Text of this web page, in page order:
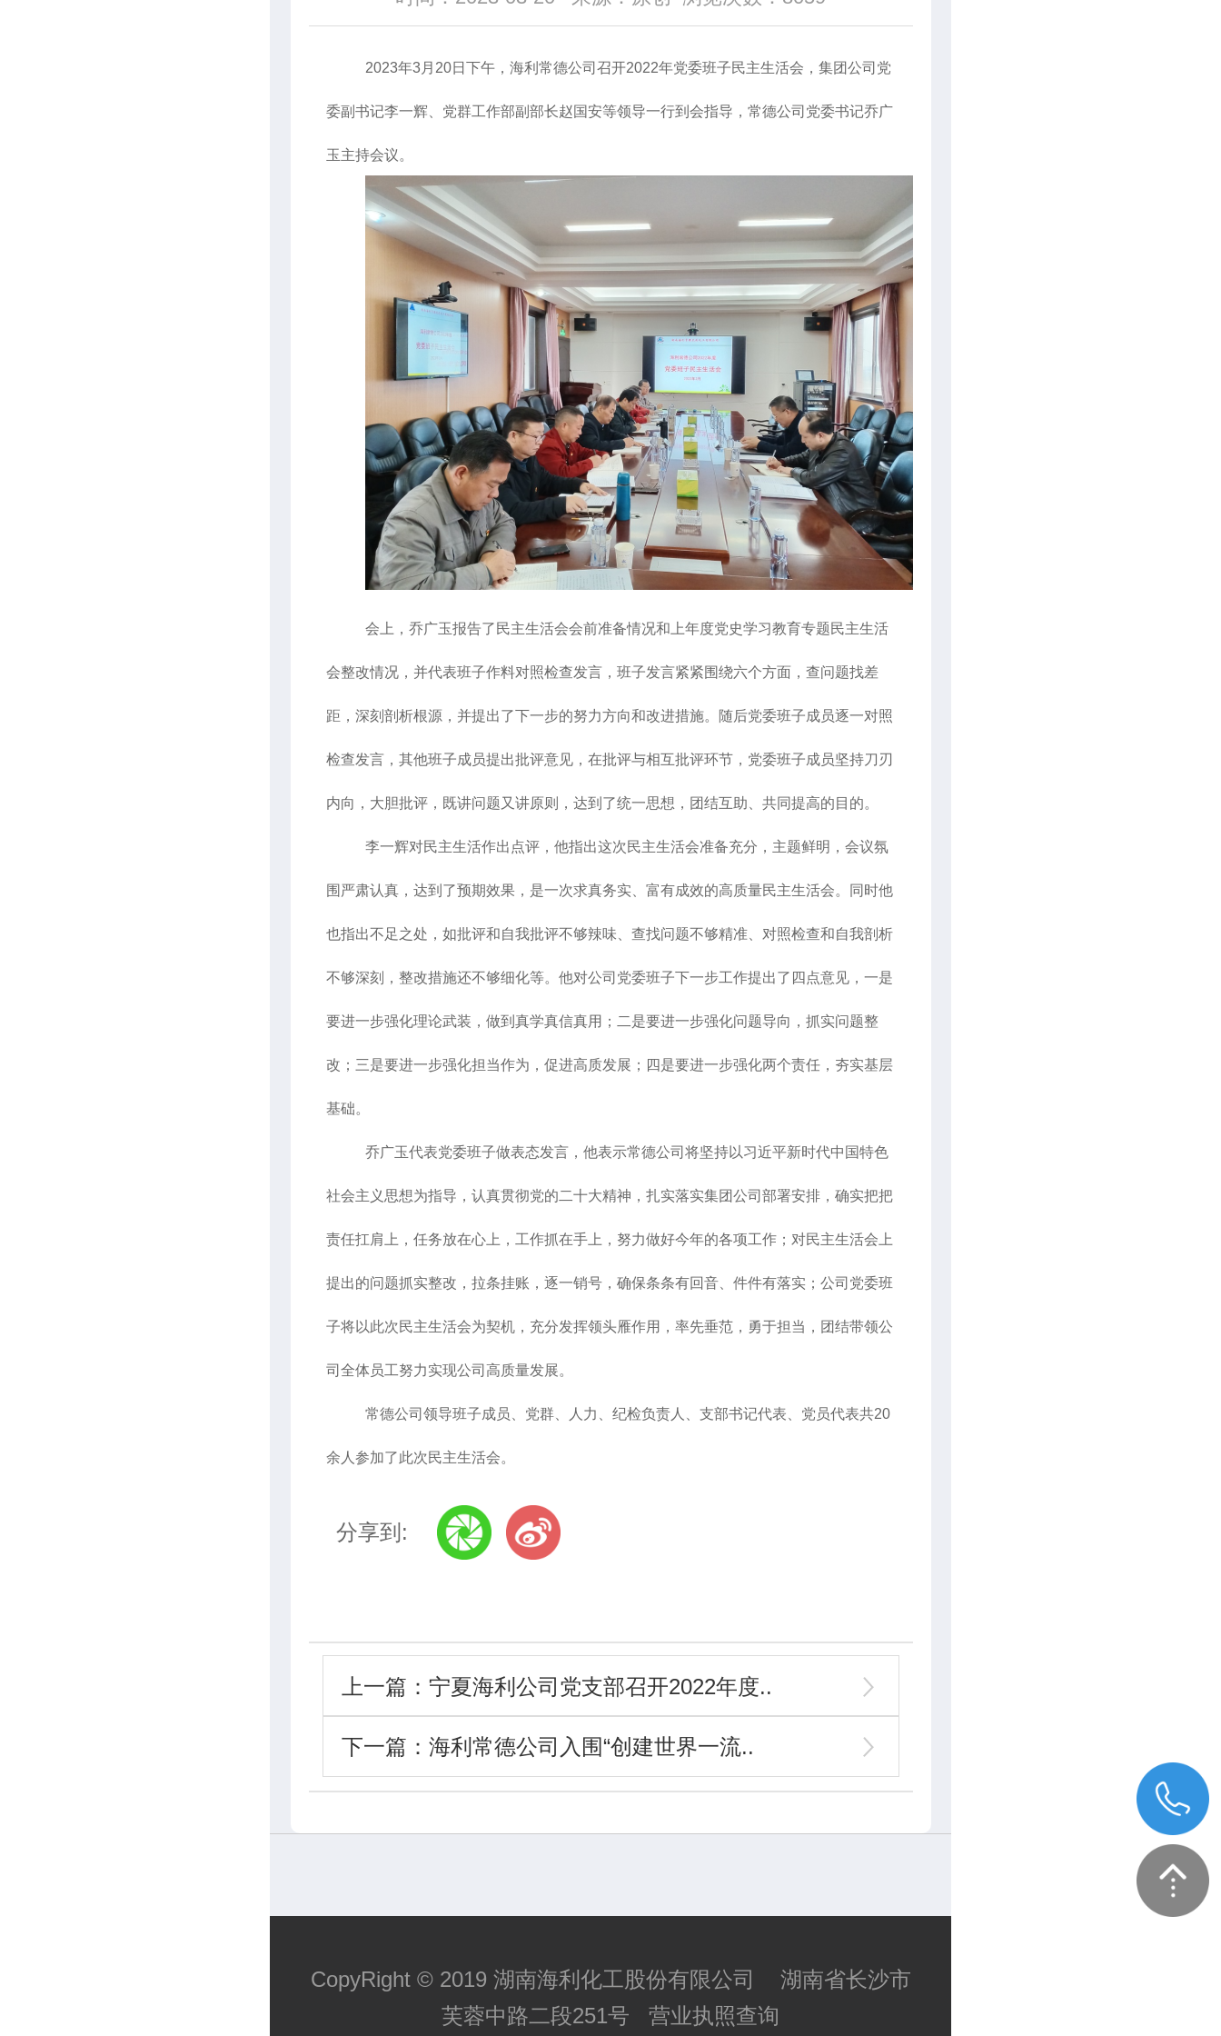
2023年3月20日下午，海利常德公司召开2022年党委班子民主生活会，集团公司党
委副书记李一辉、党群工作部副部长赵国安等领导一行到会指导，常德公司党委书记乔广
玉主持会议。
会上，乔广玉报告了民主生活会会前准备情况和上年度党史学习教育专题民主生活
会整改情况，并代表班子作料对照检查发言，班子发言紧紧围绕六个方面，查问题找差
距，深刻剖析根源，并提出了下一步的努力方向和改进措施。随后党委班子成员逐一对照
检查发言，其他班子成员提出批评意见，在批评与相互批评环节，党委班子成员坚持刀刃
内向，大胆批评，既讲问题又讲原则，达到了统一思想，团结互助、共同提高的目的。
李一辉对民主生活作出点评，他指出这次民主生活会准备充分，主题鲜明，会议氛
围严肃认真，达到了预期效果，是一次求真务实、富有成效的高质量民主生活会。同时他
也指出不足之处，如批评和自我批评不够辣味、查找问题不够精准、对照检查和自我剖析
不够深刻，整改措施还不够细化等。他对公司党委班子下一步工作提出了四点意见，一是
要进一步强化理论武装，做到真学真信真用；二是要进一步强化问题导向，抓实问题整
改；三是要进一步强化担当作为，促进高质发展；四是要进一步强化两个责任，夯实基层
基础。
乔广玉代表党委班子做表态发言，他表示常德公司将坚持以习近平新时代中国特色
社会主义思想为指导，认真贯彻党的二十大精神，扎实落实集团公司部署安排，确实把把
责任扛肩上，任务放在心上，工作抓在手上，努力做好今年的各项工作；对民主生活会上
提出的问题抓实整改，拉条挂账，逐一销号，确保条条有回音、件件有落实；公司党委班
子将以此次民主生活会为契机，充分发挥领头雁作用，率先垂范，勇于担当，团结带领公
司全体员工努力实现公司高质量发展。
常德公司领导班子成员、党群、人力、纪检负责人、支部书记代表、党员代表共20
余人参加了此次民主生活会。
分享到:
上一篇： 宁夏海利公司党支部召开2022年度..
下一篇： 海利常德公司入围“创建世界一流..
CopyRight © 2019 湖南海利化工股份有限公司 湖南省长沙市
芙蓉中路二段251号 营业执照查询